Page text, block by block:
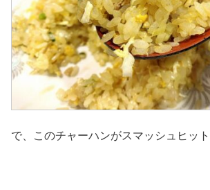
で、このチャーハンがスマッシュヒット